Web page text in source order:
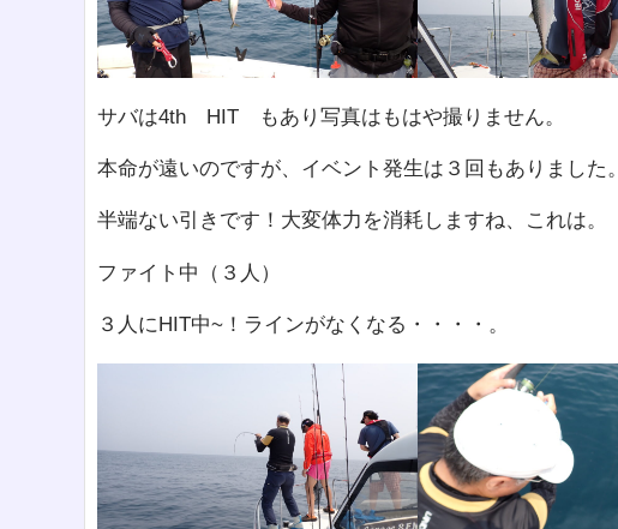
サバは4th HIT もあり写真はもはや撮りません。
本命が遠いのですが、イベント発生は３回もありました。
半端ない引きです！大変体力を消耗しますね、これは。
ファイト中（３人）
３人にHIT中~！ラインがなくなる・・・・。